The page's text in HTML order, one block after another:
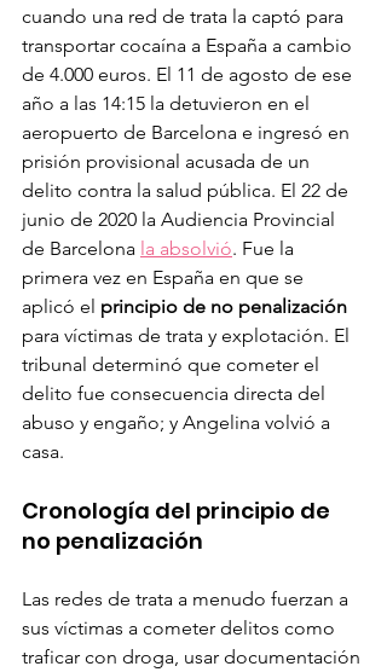
cuando una red de trata la captó para
transportar cocaína a España a cambio
de 4.000 euros. El 11 de agosto de ese
año a las 14:15 la detuvieron en el
aeropuerto de Barcelona e ingresó en
prisión provisional acusada de un
delito contra la salud pública. El 22 de
junio de 2020 la Audiencia Provincial
de Barcelona la absolvió. Fue la
primera vez en España en que se
aplicó el principio de no penalización
para víctimas de trata y explotación. El
tribunal determinó que cometer el
delito fue consecuencia directa del
abuso y engaño; y Angelina volvió a
casa.
Cronología del principio de
no penalización
Las redes de trata a menudo fuerzan a
sus víctimas a cometer delitos como
traficar con droga, usar documentación